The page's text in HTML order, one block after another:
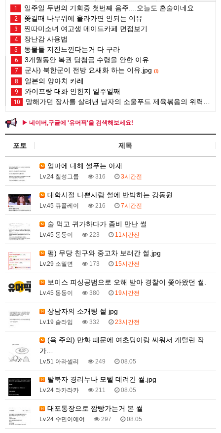
1 일주일 두번의 기회중 첫번째 음주....오늘도 혼술이네요
2 쫒길때 나무위에 올라가면 안되는 이유
3 찐따미소녀 여고생 메이드카페 면접보기
4 장난감 사용법
5 동물들 지진느낀다는거 다 구라
6 3개월동안 복권 당첨금 수령을 안한 이유
7 군사) 북한군이 전방 요새화 하는 이유.jpg (1)
8 일본의 양아치 카레
9 와이프랑 대화 안한지 일주일째
10 망해가던 장사를 살려낸 남자의 소울푸드 제육볶음의 위력 ㅋㅋ
▶ 네이버,구글에 '유머픽'을 검색해보세요!
포토 제목
엄마에 대해 썰푸는 아재
Lv.24 칠성그룹 316 3시간전
대학시절 나쁜사람 썰에 반박하는 강동원
Lv.45 큐플레이 216 7시간전
술 먹고 귀가하다가 좀비 만난 썰
Lv.45 몽둥이 223 11시간전
펌) 무당 친구와 중고차 보러간 썰.jpg
Lv.29 소밀면 173 15시간전
보이스 피싱공범으로 오해 받아 경찰이 쫓아왔던 썰.
Lv.45 몽둥이 380 19시간전
상남자의 소개팅 썰 jpg
Lv.19 슬라임 332 23시간전
가…
Lv.51 아라셀리 249 08.05
탈북자 경리누나 모텔 데려간 썰.jpg
Lv.24 라카라카 211 08.05
대포통장으로 깜빵가는거 본 썰
Lv.24 수민이에여 297 08.05